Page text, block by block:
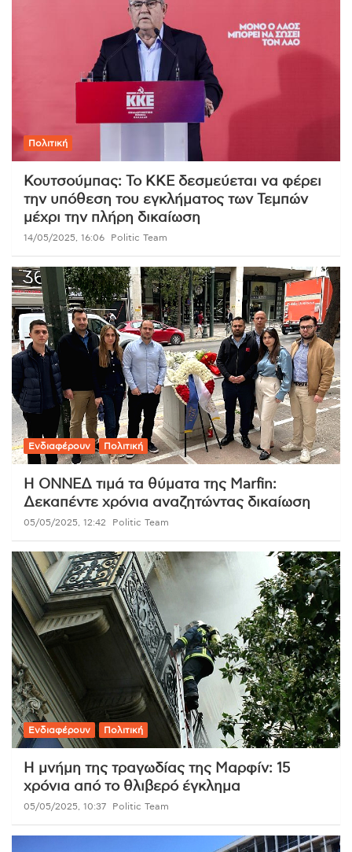
Πολιτική
Κουτσούμπας: Το ΚΚΕ δεσμεύεται να φέρει
την υπόθεση του εγκλήματος των Τεμπών
μέχρι την πλήρη δικαίωση
14/05/2025, 16:06 Politic Team
Ενδιαφέρουν Πολιτική
Η ΟΝΝΕΔ τιμά τα θύματα της Marfin:
Δεκαπέντε χρόνια αναζητώντας δικαίωση
05/05/2025, 12:42 Politic Team
Ενδιαφέρουν Πολιτική
Η μνήμη της τραγωδίας της Μαρφίν: 15
χρόνια από το θλιβερό έγκλημα
05/05/2025, 10:37 Politic Team